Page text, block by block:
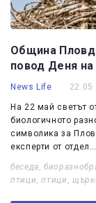
Община
повод Деня на
News Life
На 22 май светът
биологичното
символика за
експерти от отдел…
беседа,
птици,птици ,